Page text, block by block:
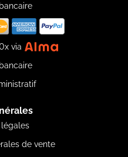
via
légales
de vente